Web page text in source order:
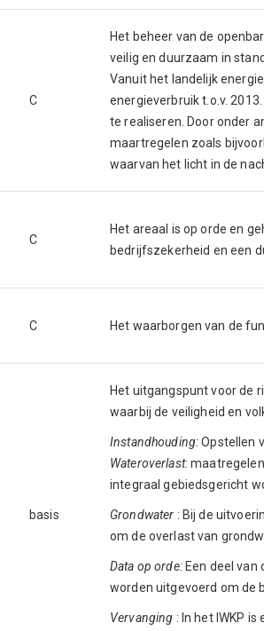
C
Het beheer van de
veilig en duurzaam in
Vanuit het landelijk
energieverbruik t.o.v.
te realiseren. Door onder
maartregelen zoals
waarvan het licht in de
C
Het areaal is op orde en
bedrijfszekerheid en een
C Het waarborgen van de
basis
Het uitgangspunt voor de
waarbij de veiligheid en
Instandhouding:Opstellen
Wateroverlast:
integraal gebiedsgericht
Grondwater : Bij de
om de overlast van
Data op orde: Een deel
worden uitgevoerd om de
Vervanging : In het IWKP